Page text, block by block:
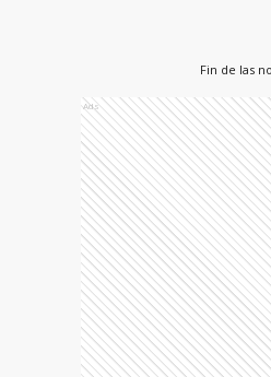
Fin de las
Ads